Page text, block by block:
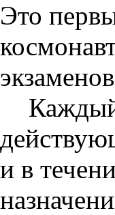
Это
и в